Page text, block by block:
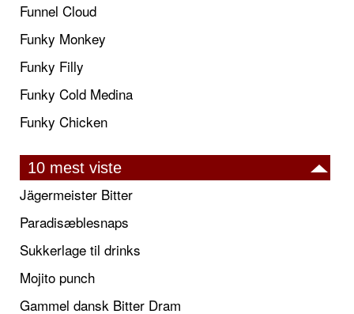
Funnel Cloud
Funky Monkey
Funky Filly
Funky Cold Medina
Funky Chicken
10 mest viste
Jägermeister Bitter
Paradisæblesnaps
Sukkerlage til drinks
Mojito punch
Gammel dansk Bitter Dram